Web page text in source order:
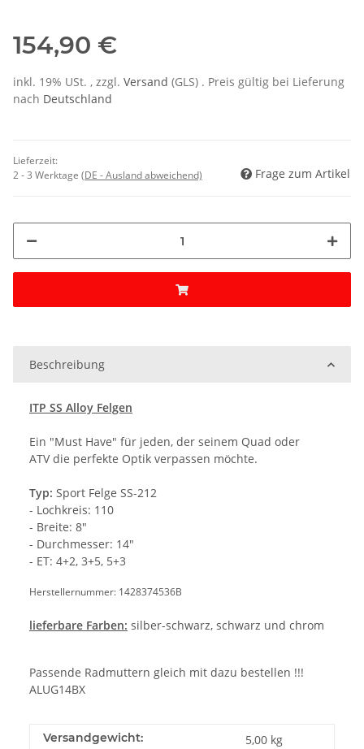
154,90 €
inkl. 19% USt. , zzgl. Versand (GLS) . Preis gültig bei Lieferung
nach Deutschland
Lieferzeit:
2 - 3 Werktage (DE - Ausland abweichend) Frage zum Artikel
Beschreibung
ITP SS Alloy Felgen
Ein "Must Have" für jeden, der seinem Quad oder
ATVdie perfekte Optik verpassen möchte.
Typ: Sport Felge SS-212
- Lochkreis: 110
- Breite: 8"
- Durchmesser: 14"
- ET: 4+2, 3+5, 5+3
Herstellernummer: 1428374536B
lieferbare Farben: silber-schwarz, schwarz und chrom
Passende Radmuttern gleich mit dazu bestellen !!!
ALUG14BX
Versandgewicht: 5,00 kg